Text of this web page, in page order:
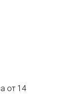
от 14